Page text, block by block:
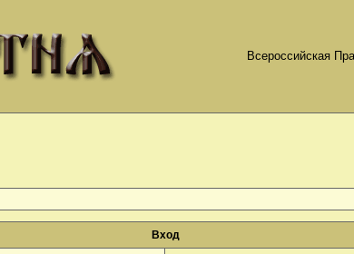
Всероссийская
Вход